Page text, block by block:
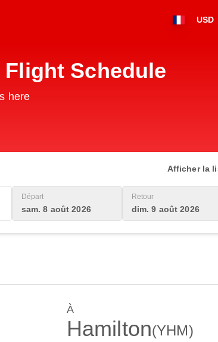
USD
Flight Schedule
here
Afficher la
Départ
sam. 8 août 2026
Retour
dim. 9 août 2026
À
Hamilton(YHM)